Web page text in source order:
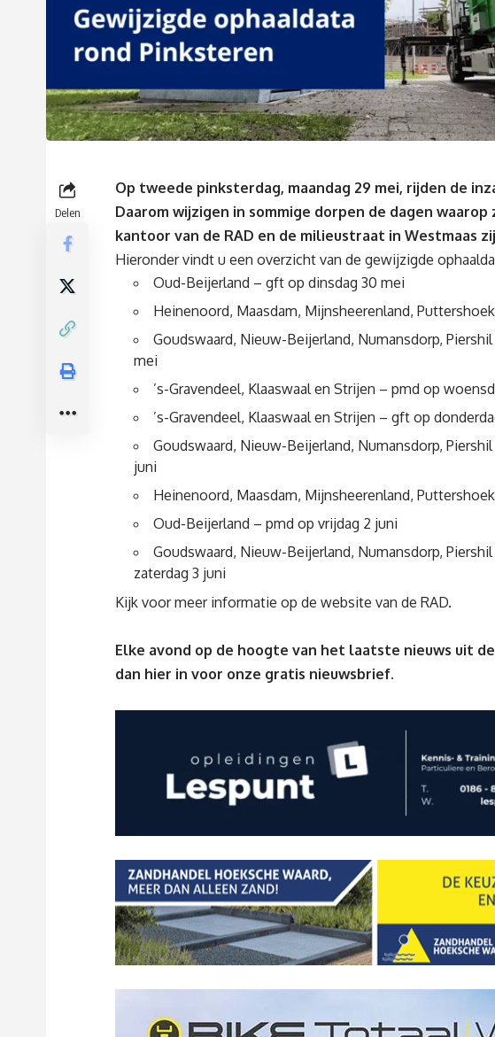
Delen
Op tweede pinksterdag, maandag 29 mei, rijden de
Daarom wijzigen in sommige dorpen de dagen
kantoor van de RAD en de milieustraat in Westmaas
Hieronder vindt u een overzicht van de gewijzigde
Oud-Beijerland – gft op dinsdag 30 mei
Heinenoord, Maasdam, Mijnsheerenland,
Goudswaard, Nieuw-Beijerland, Numansdorp,
mei
’s-Gravendeel, Klaaswaal en Strijen – pmd op
’s-Gravendeel, Klaaswaal en Strijen – gft op
Goudswaard, Nieuw-Beijerland, Numansdorp,
juni
Heinenoord, Maasdam, Mijnsheerenland,
Oud-Beijerland – pmd op vrijdag 2 juni
Goudswaard, Nieuw-Beijerland, Numansdorp,
zaterdag 3 juni
Kijk voor meer informatie op de website van de RAD.
Elke avond op de hoogte van het laatste nieuws uit
dan hier in voor onze gratis nieuwsbrief.